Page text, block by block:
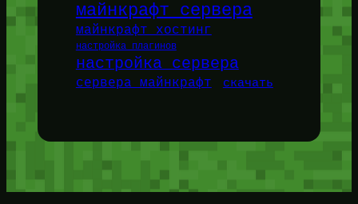
майнкрафт сервера
майнкрафт хостинг
настройка плагинов
настройка сервера
сервера майнкрафт скачать